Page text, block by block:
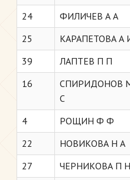
24
ФИЛИЧЕВ А А
25
КАРАПЕТОВА А
39
ЛАПТЕВ П П
16
СПИРИДОНОВ
С
4 РОЩИН Ф Ф
22
НОВИКОВА Н А
27
ЧЕРНИКОВА П Н